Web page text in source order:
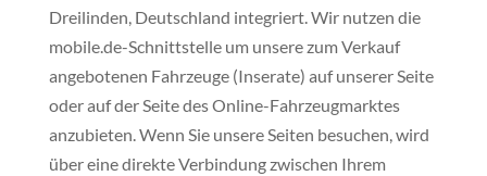
Dreilinden, Deutschland integriert. Wir nutzen die
mobile.de-Schnittstelle um unsere zum Verkauf
angebotenen Fahrzeuge (Inserate) auf unserer Seite
oder auf der Seite des Online-Fahrzeugmarktes
anzubieten. Wenn Sie unsere Seiten besuchen, wird
über eine direkte Verbindung zwischen Ihrem